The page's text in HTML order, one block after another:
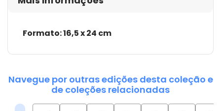
Formato: 16,5 x 24 cm
Navegue por outras edições desta coleção e
de coleções relacionadas